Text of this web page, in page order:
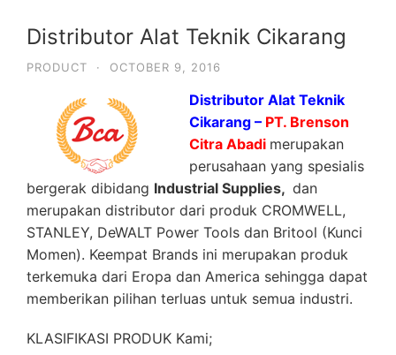
Distributor Alat Teknik Cikarang
PRODUCT · OCTOBER 9, 2016
Distributor Alat Teknik
Cikarang – PT. Brenson
Citra Abadi merupakan
perusahaan yang spesialis
bergerak dibidang Industrial Supplies, dan
merupakan distributor dari produk CROMWELL,
STANLEY, DeWALT Power Tools dan Britool (Kunci
Momen). Keempat Brands ini merupakan produk
terkemuka dari Eropa dan America sehingga dapat
memberikan pilihan terluas untuk semua industri.
KLASIFIKASI PRODUK Kami;